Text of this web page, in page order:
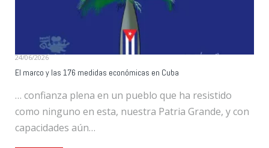
24/06/2026
El marco y las 176 medidas económicas en Cuba
… confianza plena en un pueblo que ha resistido
como ninguno en esta, nuestra Patria Grande, y con
capacidades aún…